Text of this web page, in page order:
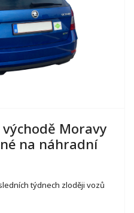
Moravy
na náhradní
týdnech zloději vozů